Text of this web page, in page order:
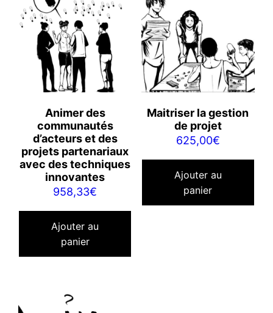
Animer des
communautés
d’acteurs et des
projets partenariaux
avec des techniques
innovantes
958,33€
Ajouter au
panier
Maitriser la gestion
de projet
625,00€
Ajouter au
panier